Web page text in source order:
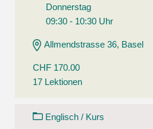
Donnerstag
09:30 - 10:30 Uhr
Allmendstrasse 36, Basel
CHF 170.00
17 Lektionen
Englisch / Kurs